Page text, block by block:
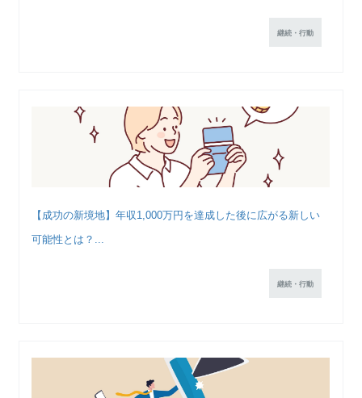
継続・行動
【成功の新境地】年収1,000万円を達成した後に広がる新しい
可能性とは？...
継続・行動